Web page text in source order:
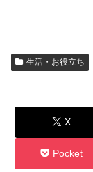
生活・お役立ち
X
Pocket